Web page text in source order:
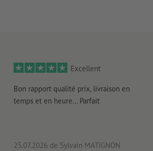
Excellent
Bon rapport qualité prix, livraison en
temps et en heure... Parfait
25.07.2026 de Sylvain MATIGNON